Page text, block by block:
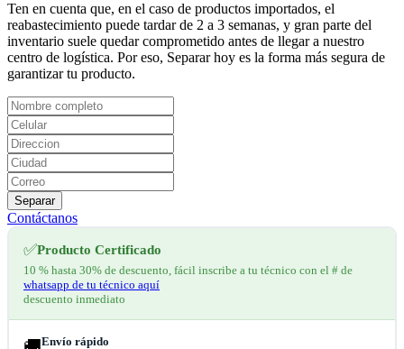
Ten en cuenta que, en el caso de productos importados, el
reabastecimiento puede tardar de 2 a 3 semanas, y gran parte del
inventario suele quedar comprometido antes de llegar a nuestro
centro de logística. Por eso, Separar hoy es la forma más segura de
garantizar tu producto.
Separar
Contáctanos
✅Producto Certificado
10 % hasta 30% de descuento, fácil inscribe a tu técnico con el # de
whatsapp de tu técnico aquí
descuento inmediato
Envío rápido